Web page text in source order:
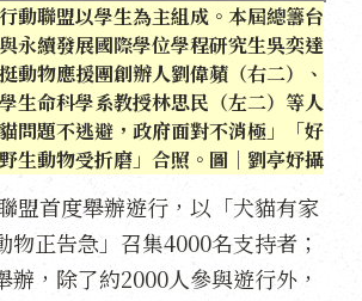
動聯盟以學生為主組成。本屆總籌台
永續發展國際學位學程研究生吳奕達
動物應援團創辦人劉偉蘋（右二）、
生命科學系教授林思民（左二）等人
問題不逃避，政府面對不消極」「好
生動物受折磨」合照。圖｜劉亭妤攝
盟首度舉辦遊行，以「犬貓有家
物正告急」召集4000名支持者；
辦，除了約2000人參與遊行外，